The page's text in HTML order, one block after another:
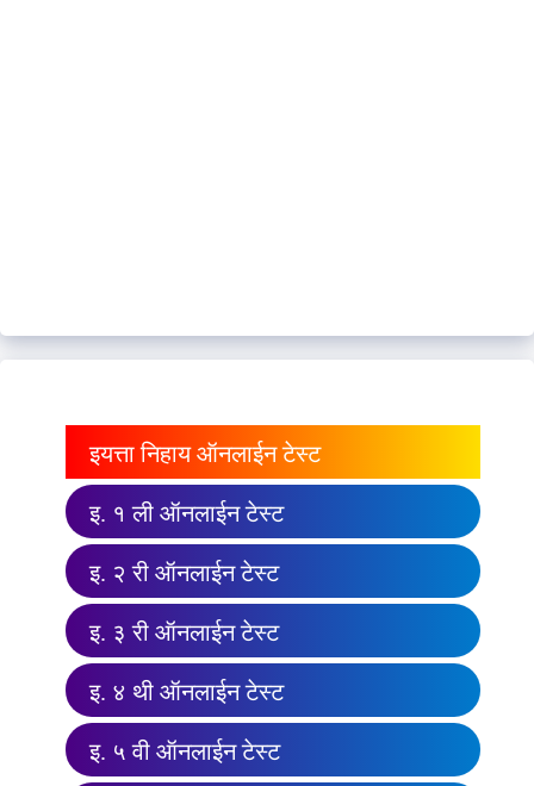
इयत्ता निहाय ऑनलाईन टेस्ट
इ. १ ली ऑनलाईन टेस्ट
इ. २ री ऑनलाईन टेस्ट
इ. ३ री ऑनलाईन टेस्ट
इ. ४ थी ऑनलाईन टेस्ट
इ. ५ वी ऑनलाईन टेस्ट